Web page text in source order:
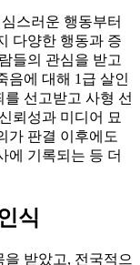
스러운 행동부터
다양한 행동과 증
들의 관심을 받고
음에 대해 1급 살인
선고받고 사형 선
뢰성과 미디어 묘
가 판결 이후에도
에 기록되는 등 더
식
받았고, 전국적으